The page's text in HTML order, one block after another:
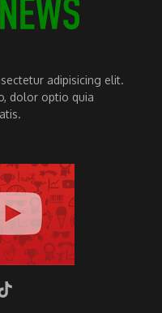
adipisicing elit.
dolor optio quia